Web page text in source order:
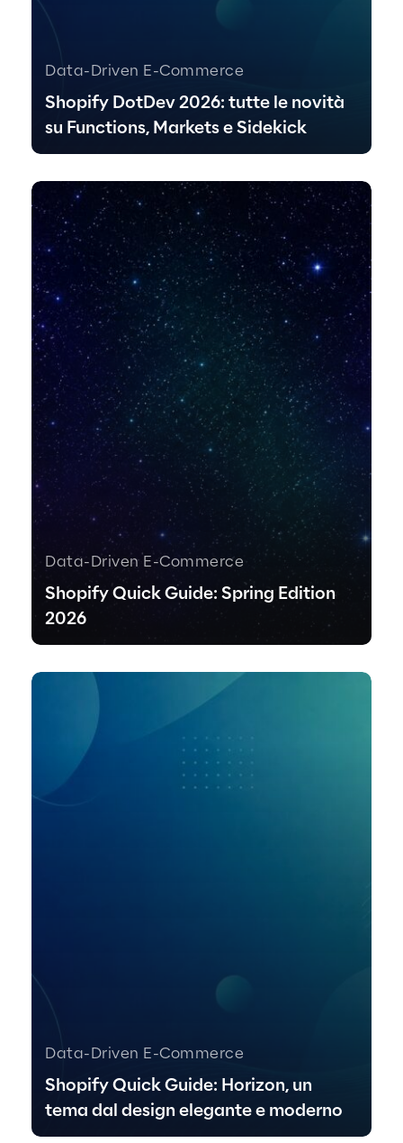
Data-Driven E-Commerce
Shopify DotDev 2026: tutte le novità
su Functions, Markets e Sidekick
Data-Driven E-Commerce
Shopify Quick Guide: Spring Edition
2026
Data-Driven E-Commerce
Shopify Quick Guide: Horizon, un
tema dal design elegante e moderno